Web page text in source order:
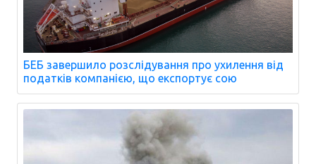
БЕБ завершило розслідування про ухилення від
податків компанією, що експортує сою